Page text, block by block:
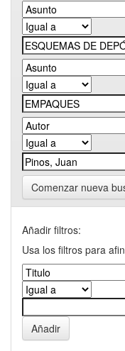
Comenzar nueva
Añadir filtros:
Usa los filtros para